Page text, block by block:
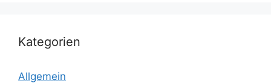
Kategorien
Allgemein